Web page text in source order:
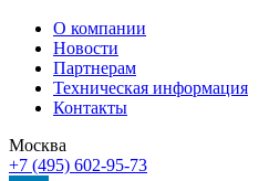
О компании
Новости
Партнерам
Техническая информация
Контакты
Москва
+7 (495) 602-95-73